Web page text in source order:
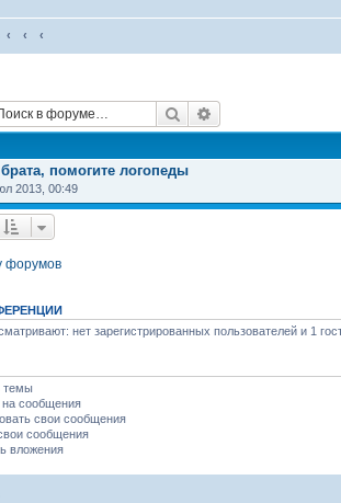
Поиск
помогите логопеды
2013, 00:49
форумов
нет зарегистрированных пользователей и 1
темы
на сообщения
свои сообщения
сообщения
вложения